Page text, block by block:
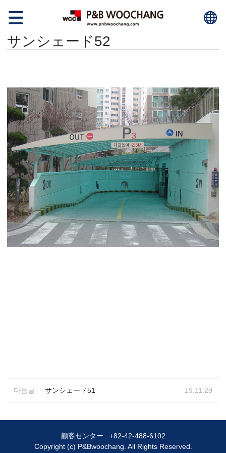
サンシェード52
다음글 サンシェード51 19.11.29
顧客センター : +82-42-488-6102
Copyright (c) P&Bwoochang. All Rights Reserved.